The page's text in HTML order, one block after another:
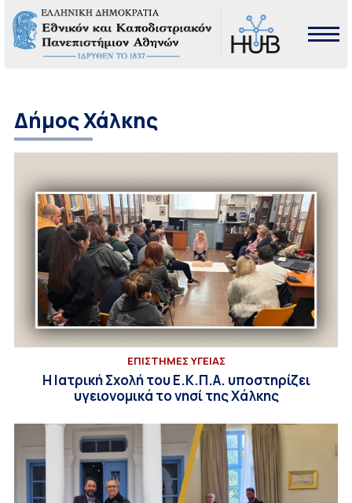
Δήμος Χάλκης
ΕΠΙΣΤΗΜΕΣ ΥΓΕΙΑΣ
Η Ιατρική Σχολή του Ε.Κ.Π.Α. υποστηρίζει
υγειονομικά το νησί της Χάλκης